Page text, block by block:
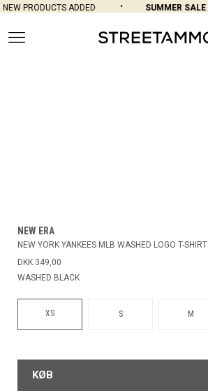
PRODUCTS ADDED SUMMER SALE
NEW ERA
NEW YORK YANKEES MLB WASHED LOGO T-SHIRT
DKK 349,00
WASHED BLACK
XS S M
KØB